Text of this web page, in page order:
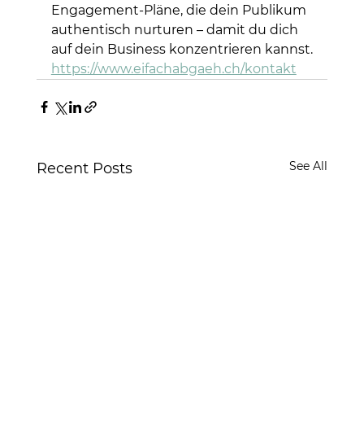
Engagement-Pläne, die dein Publikum
authentisch nurturen – damit du dich
auf dein Business konzentrieren kannst.
https://www.eifachabgaeh.ch/kontakt
Recent Posts See All